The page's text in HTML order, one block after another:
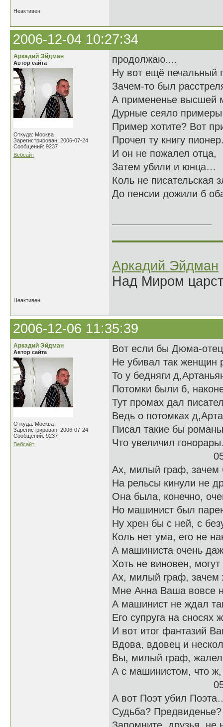
Неактивен
2006-12-04 10:27:34
Аркадий Эйдман
Автор сайта
Откуда: Москва
Зарегистрирован: 2006-07-24
Сообщений: 9237
Вебсайт
продолжаю....
Ну вот ещё печальный
Зачем-то был
А примененье высшей
Дурные сеяло
Пример хотите? Вот
Прочел ту книгу
И он не пожалел отца,
Затем убили и юнца…
Коль не писательская
До пенсии дожили б
Аркадий Эйдман
Над Миром
Неактивен
2006-12-06 11:35:39
Аркадий Эйдман
Автор сайта
Откуда: Москва
Зарегистрирован: 2006-07-24
Сообщений: 9237
Вебсайт
Вот если бы Дюма-отец
Не убивал так женщин
То у бедняги
Потомки были б,
Тут промах дал
Ведь о потомках
Писал такие бы
Что увеличил
Ах, милый граф, зачем
На рельсы кинули не
Она была, конечно,
Но машинист был
Ну хрен бы с ней, с
Коль нет ума, его не
А машиниста очень
Хоть не виновен,
Ах, милый граф, зачем
Мне Анна Ваша вовсе
А машинист не ждал
Его супруга на сносях
И вот итог фантазий
Вдова, вдовец и
Вы, милый граф,
А с машинистом, что ж,
А вот Поэт убил
Судьба?